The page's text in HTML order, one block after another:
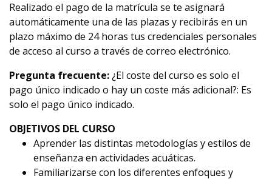
Realizado el pago de la matrícula se te asignará
automáticamente una de las plazas y recibirás en un
plazo máximo de 24 horas tus credenciales personales
de acceso al curso a través de correo electrónico.
Pregunta frecuente:¿El coste del curso es solo el
pago único indicado o hay un coste más adicional?: Es
solo el pago único indicado.
OBJETIVOS DEL CURSO
Aprender las distintas metodologías y estilos de
enseñanza en actividades acuáticas.
Familiarizarse con los diferentes enfoques y